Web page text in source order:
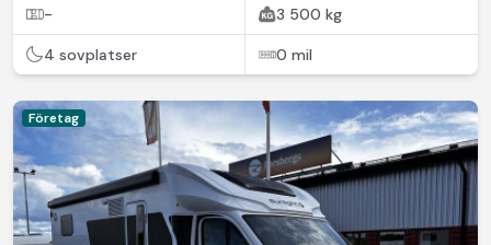
- 3 500 kg
4 sovplatser 0 mil
Företag